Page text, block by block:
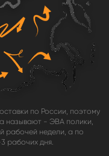
по России, поэтому
называют - ЭВА полики,
рабочей недели, а по
рабочих дня.